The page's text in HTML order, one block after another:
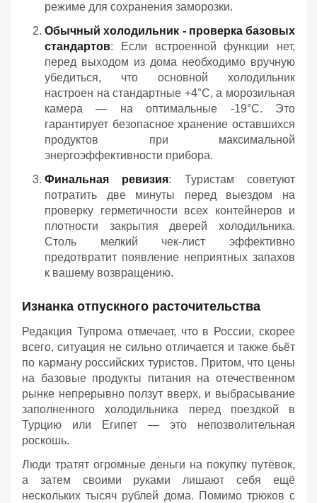
режиме для сохранения заморозки.
Обычный холодильник - проверка базовых
стандартов: Если встроенной функции нет,
перед выходом из дома необходимо вручную
убедиться, что основной холодильник
настроен на стандартные +4°C, а морозильная
камера — на оптимальные -19°C. Это
гарантирует безопасное хранение оставшихся
продуктов при максимальной
энергоэффективности прибора.
Финальная ревизия: Туристам советуют
потратить две минуты перед выездом на
проверку герметичности всех контейнеров и
плотности закрытия дверей холодильника.
Столь мелкий чек-лист эффективно
предотвратит появление неприятных запахов
к вашему возвращению.
Изнанка отпускного расточительства
Редакция Тупрома отмечает, что в России, скорее
всего, ситуация не сильно отличается и также бьёт
по карману российских туристов. Притом, что цены
на базовые продукты питания на отечественном
рынке непрерывно ползут вверх, и выбрасывание
заполненного холодильника перед поездкой в
Турцию или Египет — это непозволительная
роскошь.
Люди тратят огромные деньги на покупку путёвок,
а затем своими руками лишают себя ещё
нескольких тысяч рублей дома. Помимо трюков с